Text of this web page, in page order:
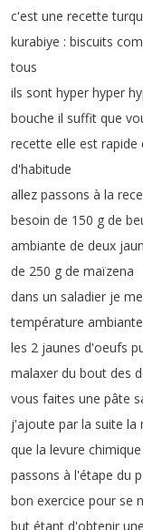
c'est une recette
kurabiye : biscuits
tous
ils sont hyper hyper
bouche il suffit que
recette elle est rapide
d'habitude
allez passons à la
besoin de 150 g de
ambiante de deux
de 250 g de maïzena
dans un saladier je
température ambiante
les 2 jaunes d'oeufs
malaxer du bout des
vous faites une pâte
j'ajoute par la suite la
que la levure chimique
passons à l'étape du
bon exercice pour se
but étant d'obtenir une